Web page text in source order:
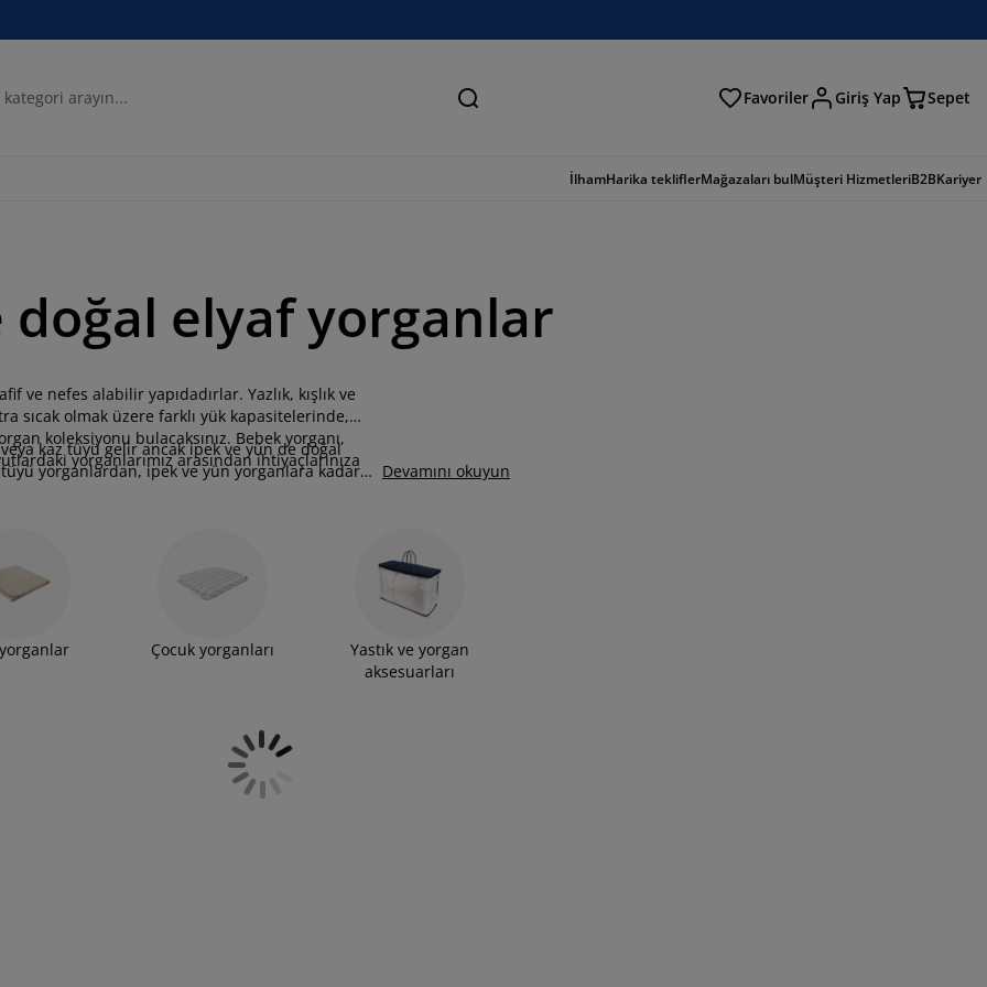
Ara Favoriler Giriş Yap Sepet
İlhamHarika tekliflerMağazaları bulMüşteri HizmetleriB2BKariyer
elyaf yorganlar
ve nefes alabilir yapıdadırlar. Yazlık, kışlık ve
sıcak olmak üzere farklı yük kapasitelerinde,
koleksiyonu bulacaksınız. Bebek yorganı,
yorganlarımız arasından ihtiyaçlarınıza
kaz tüyü gelir ancak ipek ve yün de doğal
yorganlardan, ipek ve yün yorganlara kadar
Devamını okuyun
Çocuk yorganları
Yastık ve yorgan
aksesuarları